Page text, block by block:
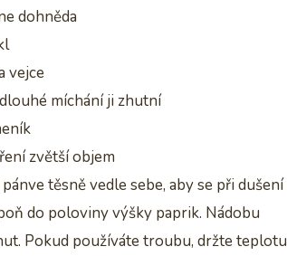
dohněda
vejce
míchání ji zhutní
zvětší objem
těsně vedle sebe, aby se při dušení
do poloviny výšky paprik. Nádobu
Pokud používáte troubu, držte teplotu